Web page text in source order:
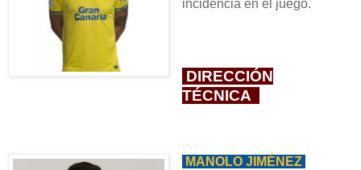
incidencia en el juego.
DIRECCIÓN
TÉCNICA
MANOLO JIMÉNEZ